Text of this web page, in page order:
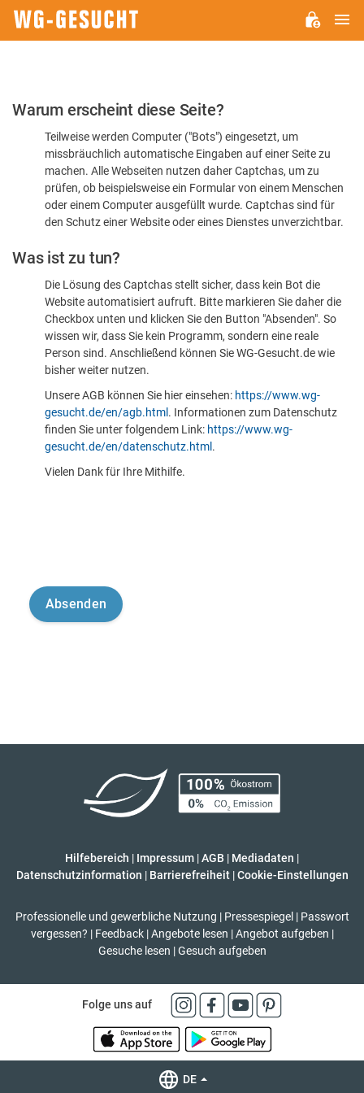
Bitte
dass
sind
Warum erscheint diese Seite?
Teilweise werden Computer ("Bots") eingesetzt, um
missbräuchlich automatische Eingaben auf einer Seite zu
machen. Alle Webseiten nutzen daher Captchas, um zu
prüfen, ob beispielsweise ein Formular von einem Menschen
oder einem Computer ausgefüllt wurde. Captchas sind für
den Schutz einer Website oder eines Dienstes unverzichtbar.
Was ist zu tun?
Die Lösung des Captchas stellt sicher, dass kein Bot die
Website automatisiert aufruft. Bitte markieren Sie daher die
Checkbox unten und klicken Sie den Button "Absenden". So
wissen wir, dass Sie kein Programm, sondern eine reale
Person sind. Anschließend können Sie WG-Gesucht.de wie
bisher weiter nutzen.
Unsere AGB können Sie hier einsehen: https://www.wg-
gesucht.de/en/agb.html . Informationen zum Datenschutz
finden Sie unter folgendem Link: https://www.wg-
gesucht.de/en/datenschutz.html .
Vielen Dank für Ihre Mithilfe.
Hilfebereich | Impressum |AGB | Mediadaten |
Datenschutzinformation | Barrierefreiheit | Cookie-Einstellungen
Professionelle und gewerbliche Nutzung | Pressespiegel | Passwort
vergessen? | Feedback | Angebote lesen | Angebot aufgeben |
Gesuche lesen | Gesuch aufgeben
Folge uns auf
DE